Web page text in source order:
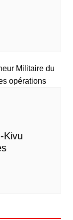
Kivu